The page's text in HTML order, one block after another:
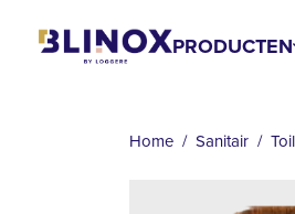
PRODUCTEN
Home Sanitair